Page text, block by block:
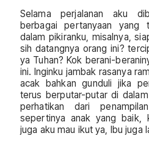
Selama perjalanan aku
berbagai pertanyaan yang
dalam pikiranku, misalnya,
sih datangnya orang ini?
ya Tuhan? Kok berani-
ini. Inginku jambak rasanya
acak bahkan gunduli jika
terus berputar-putar di
perhatikan dari
sepertinya anak yang baik,
juga aku mau ikut ya, Ibu juga